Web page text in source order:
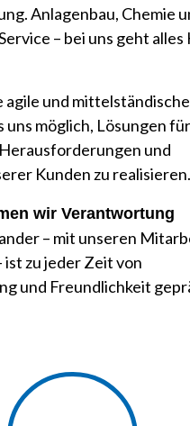
Anlagenbau, Chemie
– bei uns geht alles
agile und mittelständische
uns möglich, Lösungen
und
Kunden zu realisieren.
wir Verantwortung
– mit unseren
ist zu jeder Zeit von
und Freundlichkeit